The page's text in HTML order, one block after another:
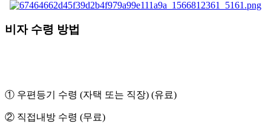
비자 수령 방법
① 우편등기 수령 (자택 또는 직장) (유료)
② 직접내방 수령 (무료)